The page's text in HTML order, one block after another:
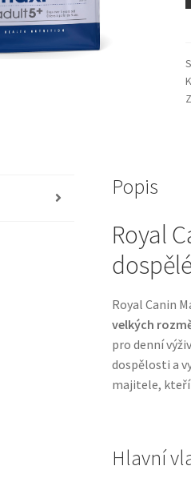
Popis
Royal
Royal Canin
velkých
pro denní
dospělosti a
majitele, kteří
Hlavní